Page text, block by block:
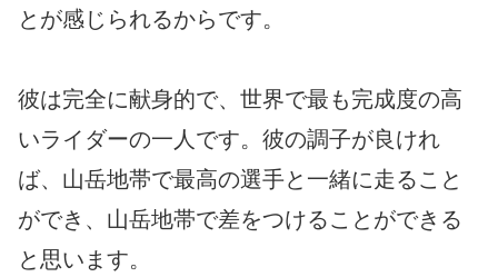
とが感じられるからです。
彼は完全に献身的で、世界で最も完成度の高
いライダーの一人です。彼の調子が良けれ
ば、山岳地帯で最高の選手と一緒に走ること
ができ、山岳地帯で差をつけることができる
と思います。